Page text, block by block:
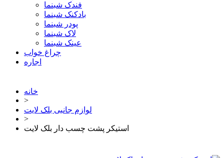
فندک شبنما
بادکنک شبنما
پودر شبنما
لاک شبنما
عینک شبنما
چراغ خواب
اجاره
خانه
>
لوازم جانبی بلک لایت
>
استیکر پشت چسب دار بلک لایت